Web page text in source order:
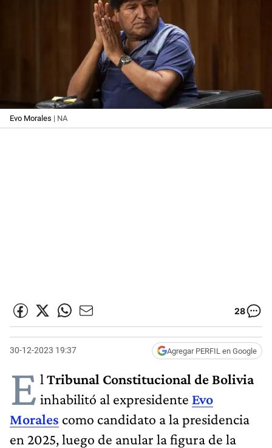
Evo Morales | NA
28
30-12-2023 19:37 Agregar PERFIL en Google
E l Tribunal Constitucional de Bolivia
inhabilitó al expresidente Evo
Morales como candidato a la presidencia
en 2025, luego de anular la figura de la